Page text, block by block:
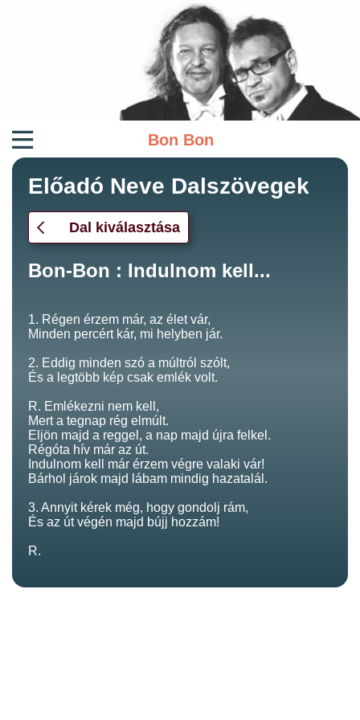
Bon Bon
Előadó Neve Dalszövegek
Dal kiválasztása
Bon-Bon : Indulnom kell...
1. Régen érzem már, az élet vár,
Minden percért kár, mi helyben jár.
2. Eddig minden szó a múltról szólt,
És a legtöbb kép csak emlék volt.
R. Emlékezni nem kell,
Mert a tegnap rég elmúlt.
Eljön majd a reggel, a nap majd újra felkel.
Régóta hív már az út.
Indulnom kell már érzem végre valaki vár!
Bárhol járok majd lábam mindig hazatalál.
3. Annyit kérek még, hogy gondolj rám,
És az út végén majd bújj hozzám!
R.